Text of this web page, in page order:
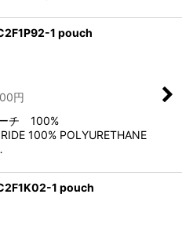
1 pouch
円
ーチ 100%
100% POLYURETHANE
1 pouch